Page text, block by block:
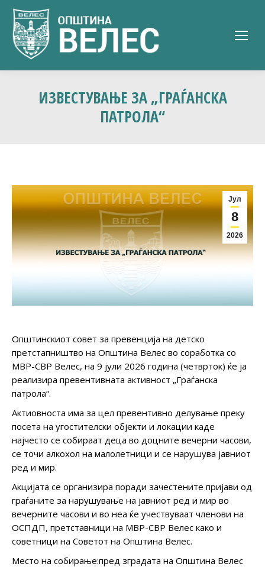
ИЗВЕСТУВАЊЕ ЗА „ГРАЃАНСКА
ПАТРОЛА“
Јул
8
2026
Општинскиот совет за превенција на детско
претстапништво на Општина Велес во соработка со
МВР-СВР Велес, на 9 јули 2026 година (четврток) ќе ја
реализира превентивната активност „Граѓанска
патрола“.
Актиовноста има за цел превентивно делување преку
посета на угостителски објекти и локации каде
најчесто се собираат деца во доцните вечерни часови,
се точи алкохол на малолетници и се нарушува јавниот
ред и мир.
Акцијата се организира поради зачестените пријави од
граѓаните за нарушување на јавниот ред и мир во
вечерните часови и во неа ќе учествуваат членови на
ОСПДП, претставници на МВР-СВР Велес како и
советници на Советот на Општина Велес.
Место на собирање:пред зградата на Општина Велес